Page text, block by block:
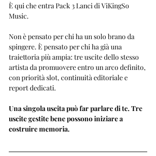
È qui che entra Pack 3 Lanci di ViKingSo
Music.
Non è pensato per chi ha un solo brano da
spingere. È pensato per chi ha già una
traiettoria più ampia: tre uscite dello stesso
artista da promuovere entro un arco definito,
con priorità slot, continuità editoriale e
report dedicati.
Una singola uscita può far parlare di te. Tre
uscite gestite bene possono iniziare a
costruire memoria.